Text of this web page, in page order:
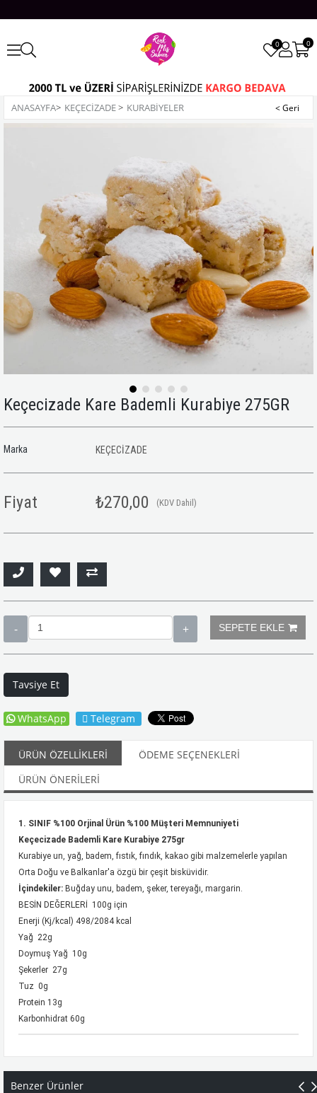
0
0
ANASAYFA> KEÇECİZADE> KURABİYELER
Keçecizade Kare Bademli Kurabiye 275GR
Marka KEÇECİZADE
Fiyat ₺270,00 (KDV Dahil)
Tavsiye Et
WhatsApp Telegram
ÜRÜN ÖZELLIKLERI
ÖDEME SEÇENEKLERI
ÜRÜN ÖNERILERI
1. SINIF %100 Orjinal Ürün %100 Müşteri Memnuniyeti
Keçecizade Bademli Kare Kurabiye 275gr
Kurabiye un, yağ, badem, fıstık, fındık, kakao gibi malzemelerle yapılan
Orta Doğu ve Balkanlar'a özgü bir çeşit bisküvidir.
İçindekiler: Buğday unu, badem, şeker, tereyağı, margarin.
BESİN DEĞERLERİ 100g için
Enerji (Kj/kcal) 498/2084 kcal
Yağ 22g
Doymuş Yağ 10g
Şekerler 27g
Tuz 0g
Protein 13g
Karbonhidrat 60g
Benzer Ürünler